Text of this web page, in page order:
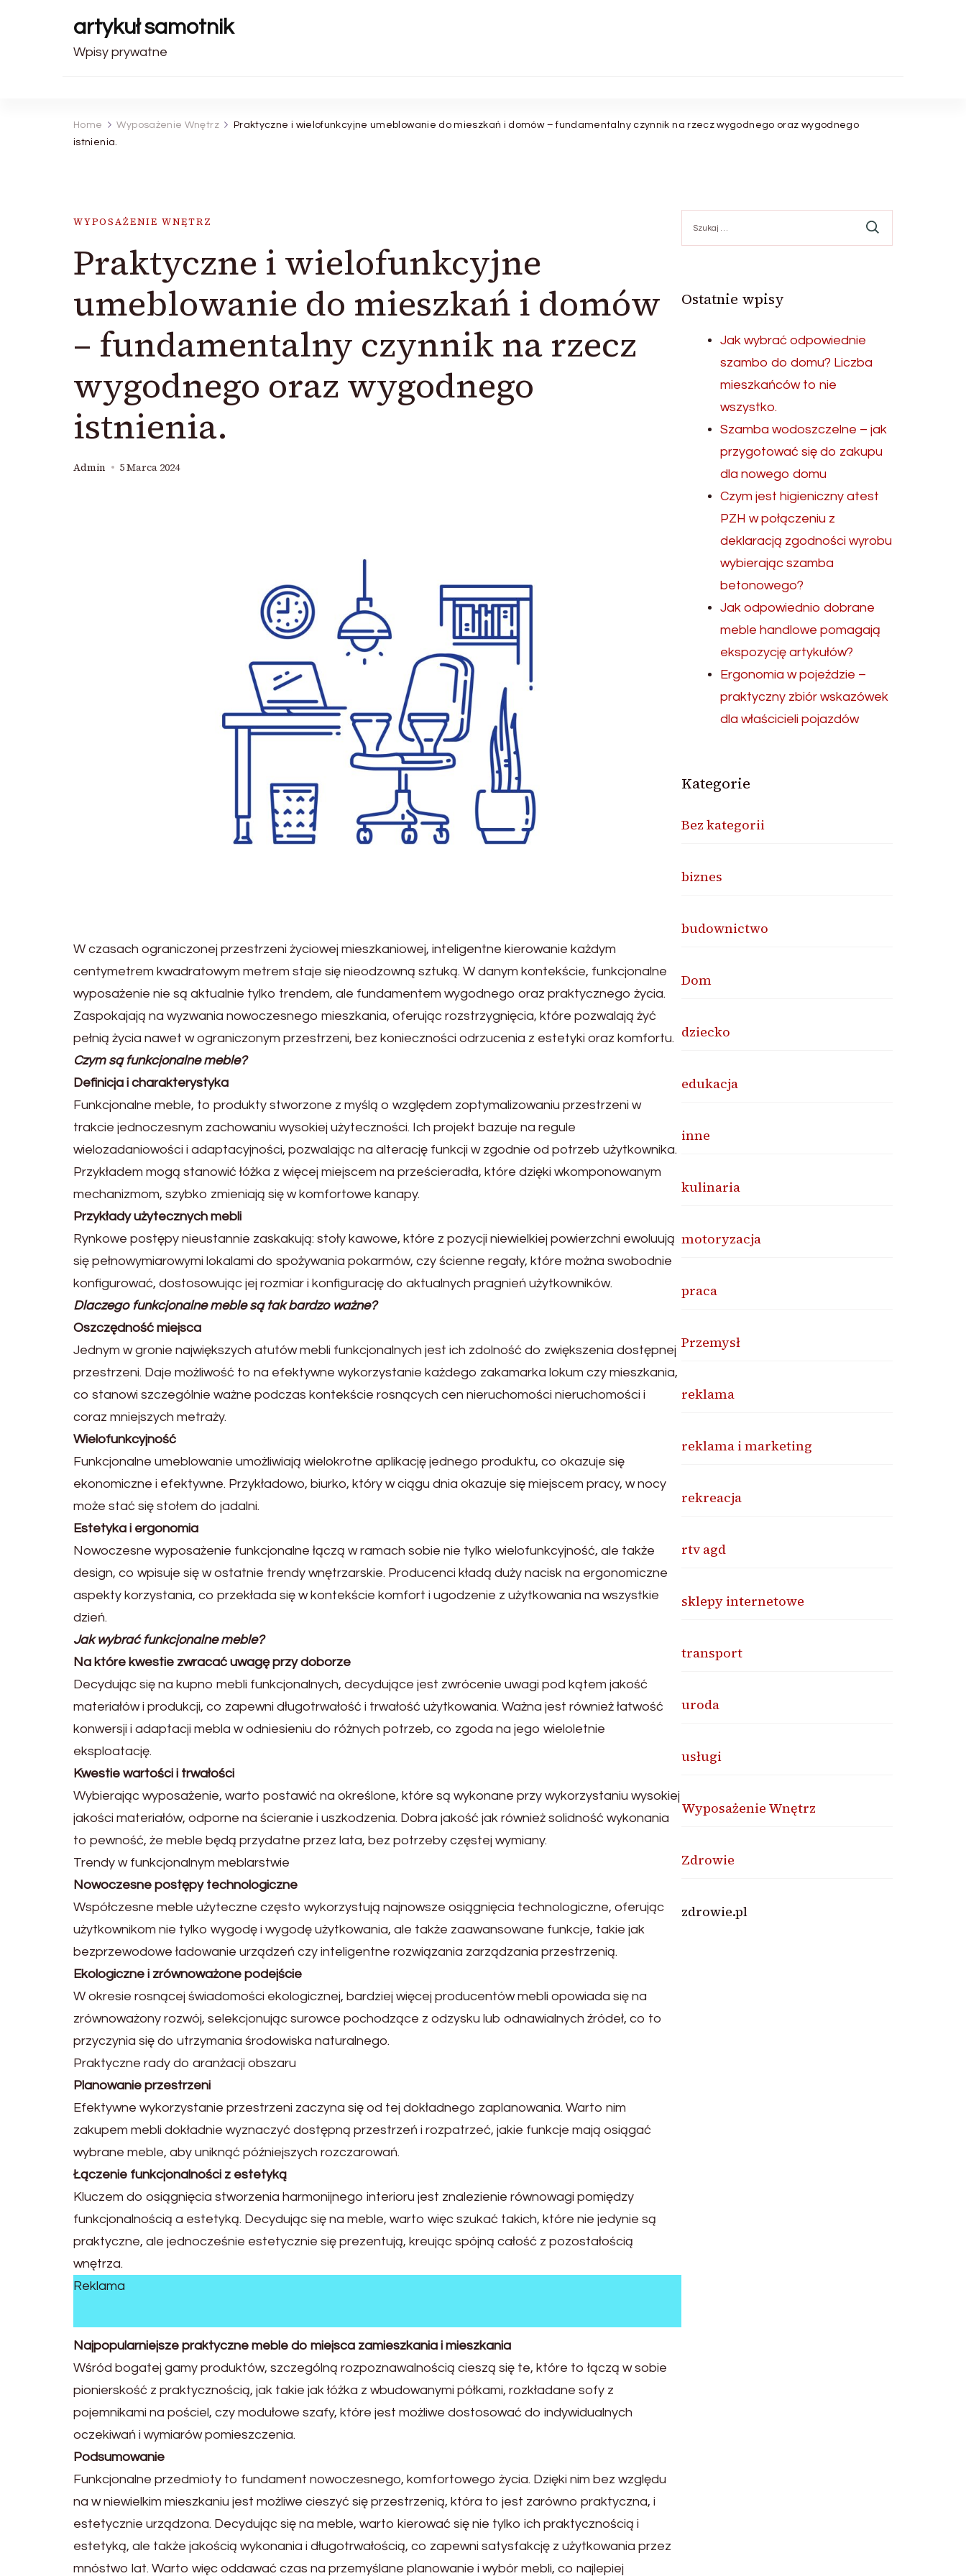
artykuł samotnik
Wpisy prywatne
Home Wyposażenie Wnętrz
Praktyczne i wielofunkcyjne umeblowanie do mieszkań i domów – fundamentalny czynnik na rzecz wygodnego oraz wygodnego
istnienia.
WYPOSAŻENIE WNĘTRZ
Praktyczne i wielofunkcyjne
umeblowanie do mieszkań i domów
– fundamentalny czynnik na rzecz
wygodnego oraz wygodnego
istnienia.
Admin 5 Marca 2024
W czasach ograniczonej przestrzeni życiowej mieszkaniowej, inteligentne kierowanie każdym
centymetrem kwadratowym metrem staje się nieodzowną sztuką. W danym kontekście, funkcjonalne
wyposażenie nie są aktualnie tylko trendem, ale fundamentem wygodnego oraz praktycznego życia.
Zaspokajają na wyzwania nowoczesnego mieszkania, oferując rozstrzygnięcia, które pozwalają żyć
pełnią życia nawet w ograniczonym przestrzeni, bez konieczności odrzucenia z estetyki oraz komfortu.
Czym są funkcjonalne meble?
Definicja i charakterystyka
Funkcjonalne meble, to produkty stworzone z myślą o względem zoptymalizowaniu przestrzeni w
trakcie jednoczesnym zachowaniu wysokiej użyteczności. Ich projekt bazuje na regule
wielozadaniowości i adaptacyjności, pozwalając na alterację funkcji w zgodnie od potrzeb użytkownika.
Przykładem mogą stanowić łóżka z więcej miejscem na prześcieradła, które dzięki wkomponowanym
mechanizmom, szybko zmieniają się w komfortowe kanapy.
Przykłady użytecznych mebli
Rynkowe postępy nieustannie zaskakują: stoły kawowe, które z pozycji niewielkiej powierzchni ewoluują
się pełnowymiarowymi lokalami do spożywania pokarmów, czy ścienne regały, które można swobodnie
konfigurować, dostosowując jej rozmiar i konfigurację do aktualnych pragnień użytkowników.
Dlaczego funkcjonalne meble są tak bardzo ważne?
Oszczędność miejsca
Jednym w gronie największych atutów mebli funkcjonalnych jest ich zdolność do zwiększenia dostępnej
przestrzeni. Daje możliwość to na efektywne wykorzystanie każdego zakamarka lokum czy mieszkania,
co stanowi szczególnie ważne podczas kontekście rosnących cen nieruchomości nieruchomości i
coraz mniejszych metraży.
Wielofunkcyjność
Funkcjonalne umeblowanie umożliwiają wielokrotne aplikację jednego produktu, co okazuje się
ekonomiczne i efektywne. Przykładowo, biurko, który w ciągu dnia okazuje się miejscem pracy, w nocy
może stać się stołem do jadalni.
Estetyka i ergonomia
Nowoczesne wyposażenie funkcjonalne łączą w ramach sobie nie tylko wielofunkcyjność, ale także
design, co wpisuje się w ostatnie trendy wnętrzarskie. Producenci kładą duży nacisk na ergonomiczne
aspekty korzystania, co przekłada się w kontekście komfort i ugodzenie z użytkowania na wszystkie
dzień.
Jak wybrać funkcjonalne meble?
Na które kwestie zwracać uwagę przy doborze
Decydując się na kupno mebli funkcjonalnych, decydujące jest zwrócenie uwagi pod kątem jakość
materiałów i produkcji, co zapewni długotrwałość i trwałość użytkowania. Ważna jest również łatwość
konwersji i adaptacji mebla w odniesieniu do różnych potrzeb, co zgoda na jego wieloletnie
eksploatację.
Kwestie wartości i trwałości
Wybierając wyposażenie, warto postawić na określone, które są wykonane przy wykorzystaniu wysokiej
jakości materiałów, odporne na ścieranie i uszkodzenia. Dobra jakość jak również solidność wykonania
to pewność, że meble będą przydatne przez lata, bez potrzeby częstej wymiany.
Trendy w funkcjonalnym meblarstwie
Nowoczesne postępy technologiczne
Współczesne meble użyteczne często wykorzystują najnowsze osiągnięcia technologiczne, oferując
użytkownikom nie tylko wygodę i wygodę użytkowania, ale także zaawansowane funkcje, takie jak
bezprzewodowe ładowanie urządzeń czy inteligentne rozwiązania zarządzania przestrzenią.
Ekologiczne i zrównoważone podejście
W okresie rosnącej świadomości ekologicznej, bardziej więcej producentów mebli opowiada się na
zrównoważony rozwój, selekcjonując surowce pochodzące z odzysku lub odnawialnych źródeł, co to
przyczynia się do utrzymania środowiska naturalnego.
Praktyczne rady do aranżacji obszaru
Planowanie przestrzeni
Efektywne wykorzystanie przestrzeni zaczyna się od tej dokładnego zaplanowania. Warto nim
zakupem mebli dokładnie wyznaczyć dostępną przestrzeń i rozpatrzeć, jakie funkcje mają osiągać
wybrane meble, aby uniknąć późniejszych rozczarowań.
Łączenie funkcjonalności z estetyką
Kluczem do osiągnięcia stworzenia harmonijnego interioru jest znalezienie równowagi pomiędzy
funkcjonalnością a estetyką. Decydując się na meble, warto więc szukać takich, które nie jedynie są
praktyczne, ale jednocześnie estetycznie się prezentują, kreując spójną całość z pozostałością
wnętrza.
Reklama
Najpopularniejsze praktyczne meble do miejsca zamieszkania i mieszkania
Wśród bogatej gamy produktów, szczególną rozpoznawalnością cieszą się te, które to łączą w sobie
pionierskość z praktycznością, jak takie jak łóżka z wbudowanymi półkami, rozkładane sofy z
pojemnikami na pościel, czy modułowe szafy, które jest możliwe dostosować do indywidualnych
oczekiwań i wymiarów pomieszczenia.
Podsumowanie
Funkcjonalne przedmioty to fundament nowoczesnego, komfortowego życia. Dzięki nim bez względu
na w niewielkim mieszkaniu jest możliwe cieszyć się przestrzenią, która to jest zarówno praktyczna, i
estetycznie urządzona. Decydując się na meble, warto kierować się nie tylko ich praktycznością i
estetyką, ale także jakością wykonania i długotrwałością, co zapewni satysfakcję z użytkowania przez
mnóstwo lat. Warto więc oddawać czas na przemyślane planowanie i wybór mebli, co najlepiej
Ostatnie wpisy
Jak wybrać odpowiednie
szambo do domu? Liczba
mieszkańców to nie
wszystko.
Szamba wodoszczelne – jak
przygotować się do zakupu
dla nowego domu
Czym jest higieniczny atest
PZH w połączeniu z
deklaracją zgodności wyrobu
wybierając szamba
betonowego?
Jak odpowiednio dobrane
meble handlowe pomagają
ekspozycję artykułów?
Ergonomia w pojeździe –
praktyczny zbiór wskazówek
dla właścicieli pojazdów
Kategorie
Bez kategorii
biznes
budownictwo
Dom
dziecko
edukacja
inne
kulinaria
motoryzacja
praca
Przemysł
reklama
reklama i marketing
rekreacja
rtv agd
sklepy internetowe
transport
uroda
usługi
Wyposażenie Wnętrz
Zdrowie
zdrowie.pl